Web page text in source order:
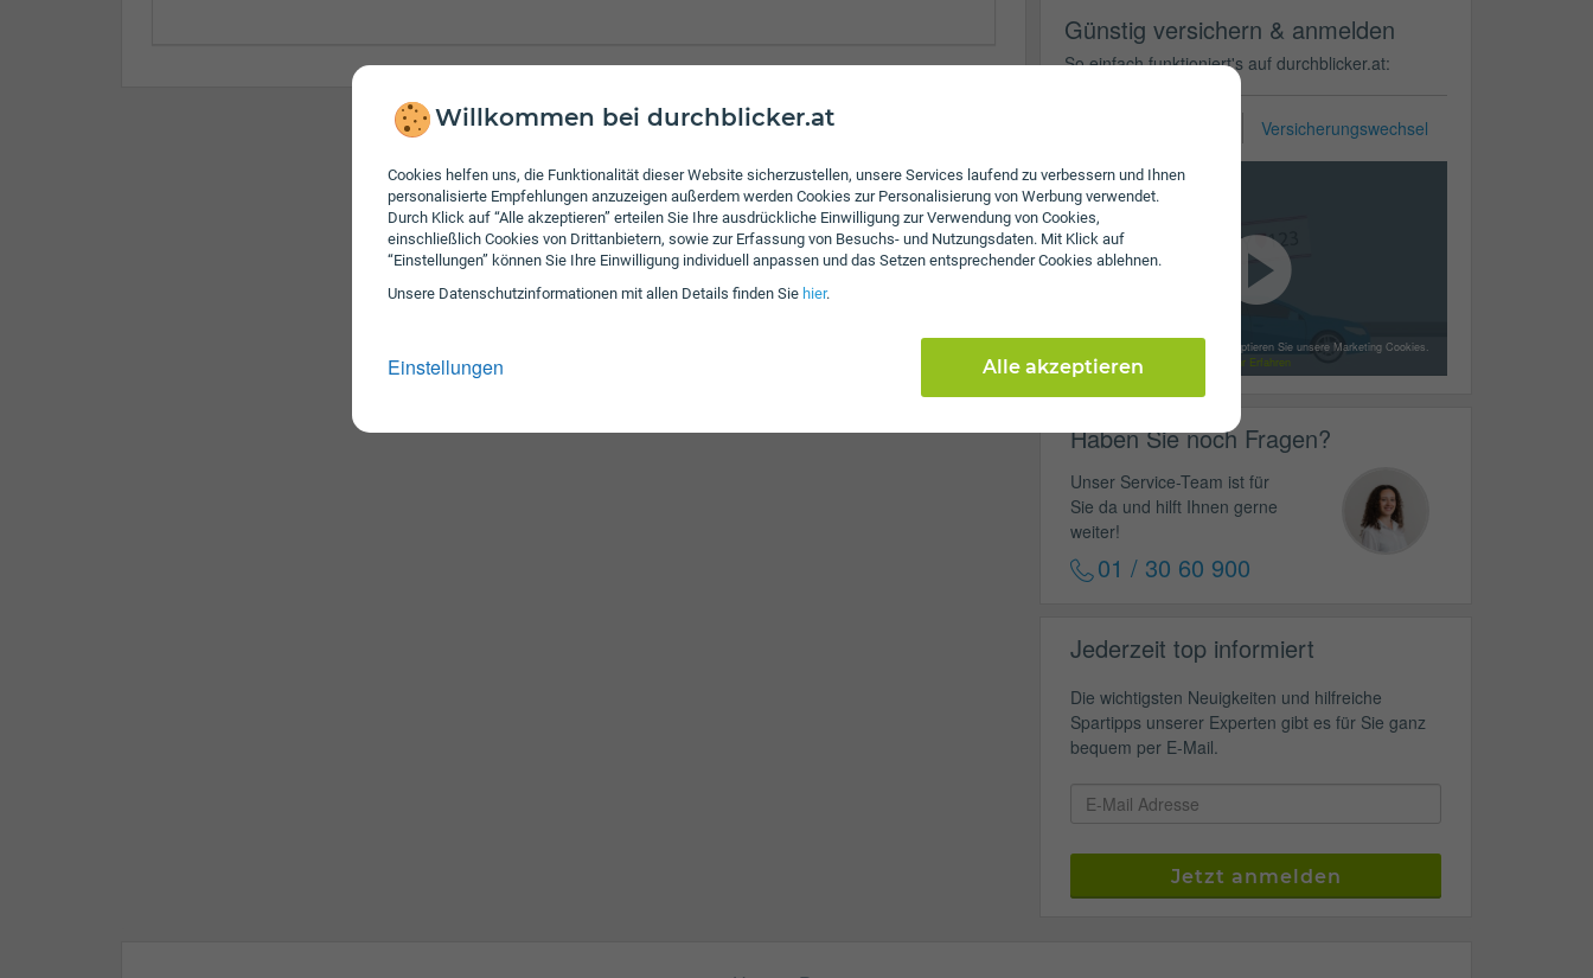
Willkommen bei durchblicker.at
Cookies helfen uns, die Funktionalität dieser Website sicherzustellen, unsere Services laufend zu verbessern und Ihnen
personalisierte Empfehlungen anzuzeigen außerdem werden Cookies zur Personalisierung von Werbung verwendet.
Durch Klick auf “Alle akzeptieren” erteilen Sie Ihre ausdrückliche Einwilligung zur Verwendung von Cookies,
einschließlich Cookies von Drittanbietern, sowie zur Erfassung von Besuchs- und Nutzungsdaten. Mit Klick auf
“Einstellungen” können Sie Ihre Einwilligung individuell anpassen und das Setzen entsprechender Cookies ablehnen.
Unsere Daten­schutz­informationen mit allen Details finden Sie hier.
Einstellungen Alle akzeptieren
Günstig versichern & anmelden
So einfach funktioniert's auf durchblicker.at:
Versicherungswechsel
Mit dem Laden des Videos akzeptieren Sie unsere Marketing Cookies.
Mehr Erfahren
Haben Sie noch Fragen?
Unser Service-Team ist für
Sie da und hilft Ihnen gerne
weiter!
01 / 30 60 900
Jederzeit top informiert
Die wichtigsten Neuigkeiten und hilfreiche
Spartipps unserer Experten gibt es für Sie ganz
bequem per E-Mail.
Jetzt anmelden